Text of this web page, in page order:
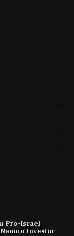
Pro-Israel
Investor